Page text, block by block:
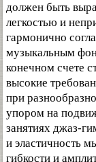
должен быть
легкостью и
гармонично
музыкальным
конечном счете
высокие
при
упором на
занятиях джаз-
и эластичность
гибкости и